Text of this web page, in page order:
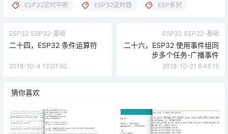
ESP32定时中断 ESP32定时器 ESP系列
ESP32 ESP32-基础
二十四，ESP32 条件运算符
2018-10-4 13:01:50
ESP32 ESP32-基础
二十六，ESP32 使用事件组同
步多个任务-广播事件
2018-10-21 8:45:15
猜你喜欢